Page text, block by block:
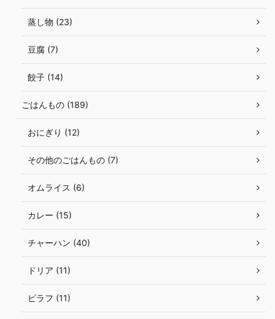
蒸し物 (23)
豆腐 (7)
餃子 (14)
ごはんもの (189)
おにぎり (12)
その他のごはんもの (7)
オムライス (6)
カレー (15)
チャーハン (40)
ドリア (11)
ピラフ (11)